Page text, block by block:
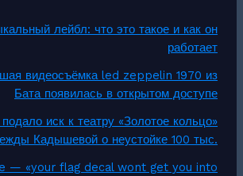
лейбл: что это такое и как он
работает
видеосъёмка led zeppelin 1970 из
Бата появилась в открытом доступе
иск к театру «Золотое кольцо»
Кадышевой о неустойке 100 тыс.
— «your flag decal wont get you into